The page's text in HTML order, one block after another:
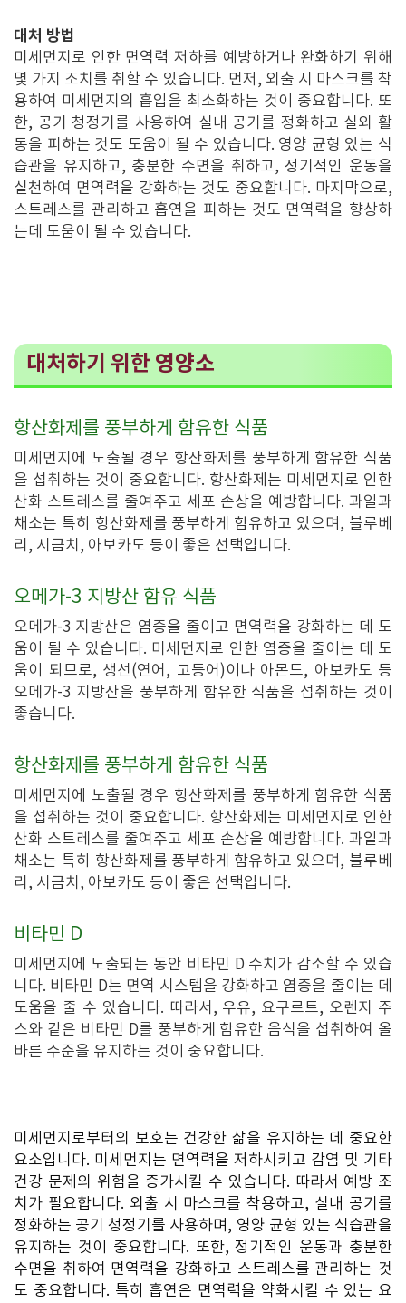
대처 방법
미세먼지로 인한 면역력 저하를 예방하거나 완화하기 위해
몇 가지 조치를 취할 수 있습니다. 먼저, 외출 시 마스크를 착
용하여 미세먼지의 흡입을 최소화하는 것이 중요합니다. 또
한, 공기 청정기를 사용하여 실내 공기를 정화하고 실외 활
동을 피하는 것도 도움이 될 수 있습니다. 영양 균형 있는 식
습관을 유지하고, 충분한 수면을 취하고, 정기적인 운동을
실천하여 면역력을 강화하는 것도 중요합니다. 마지막으로,
스트레스를 관리하고 흡연을 피하는 것도 면역력을 향상하
는데 도움이 될 수 있습니다.
대처하기 위한 영양소
항산화제를 풍부하게 함유한 식품
미세먼지에 노출될 경우 항산화제를 풍부하게 함유한 식품
을 섭취하는 것이 중요합니다. 항산화제는 미세먼지로 인한
산화 스트레스를 줄여주고 세포 손상을 예방합니다. 과일과
채소는 특히 항산화제를 풍부하게 함유하고 있으며, 블루베
리, 시금치, 아보카도 등이 좋은 선택입니다.
오메가-3 지방산 함유 식품
오메가-3 지방산은 염증을 줄이고 면역력을 강화하는 데 도
움이 될 수 있습니다. 미세먼지로 인한 염증을 줄이는 데 도
움이 되므로, 생선(연어, 고등어)이나 아몬드, 아보카도 등
오메가-3 지방산을 풍부하게 함유한 식품을 섭취하는 것이
좋습니다.
항산화제를 풍부하게 함유한 식품
미세먼지에 노출될 경우 항산화제를 풍부하게 함유한 식품
을 섭취하는 것이 중요합니다. 항산화제는 미세먼지로 인한
산화 스트레스를 줄여주고 세포 손상을 예방합니다. 과일과
채소는 특히 항산화제를 풍부하게 함유하고 있으며, 블루베
리, 시금치, 아보카도 등이 좋은 선택입니다.
비타민 D
미세먼지에 노출되는 동안 비타민 D 수치가 감소할 수 있습
니다. 비타민 D는 면역 시스템을 강화하고 염증을 줄이는 데
도움을 줄 수 있습니다. 따라서, 우유, 요구르트, 오렌지 주
스와 같은 비타민 D를 풍부하게 함유한 음식을 섭취하여 올
바른 수준을 유지하는 것이 중요합니다.
미세먼지로부터의 보호는 건강한 삶을 유지하는 데 중요한
요소입니다. 미세먼지는 면역력을 저하시키고 감염 및 기타
건강 문제의 위험을 증가시킬 수 있습니다. 따라서 예방 조
치가 필요합니다. 외출 시 마스크를 착용하고, 실내 공기를
정화하는 공기 청정기를 사용하며, 영양 균형 있는 식습관을
유지하는 것이 중요합니다. 또한, 정기적인 운동과 충분한
수면을 취하여 면역력을 강화하고 스트레스를 관리하는 것
도 중요합니다. 특히 흡연은 면역력을 약화시킬 수 있는 요